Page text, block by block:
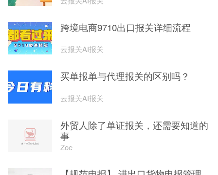
跨境电商9710出口报关详细流程
云报关AI报关
买单报单与代理报关的区别吗？
云报关AI报关
外贸人除了单证报关，还需要知道的
事
Zoe